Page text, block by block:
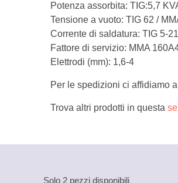
Potenza assorbita: TIG:5,7
Tensione a vuoto: TIG 62 /
Corrente di saldatura: TIG 5-
Fattore di servizio: MMA
Elettrodi (mm): 1,6-4
Per le spedizioni ci affidiamo a
Trova altri prodotti in questa
Solo 2 pezzi disponibili